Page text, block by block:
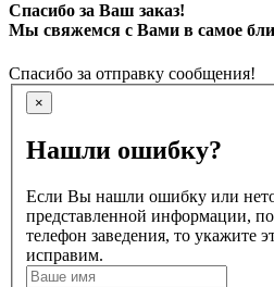
Спасибо за Ваш заказ!
Мы свяжемся с Вами в самое
Спасибо за отправку сообщения!
×
Нашли ошибку?
Если Вы нашли ошибку или
представленной информации,
телефон заведения, то укажите
исправим.